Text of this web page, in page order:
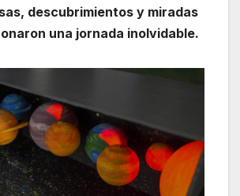
descubrimientos y miradas
una jornada inolvidable.